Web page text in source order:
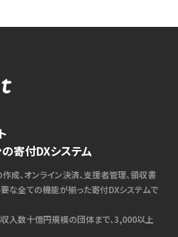
寄付DXシステム
成、オンライン決済、支援者管理、領収書
な全ての機能が揃った寄付DXシステムで
入数十億円規模の団体まで、3,000以上